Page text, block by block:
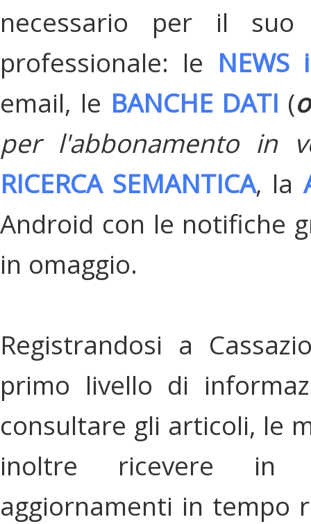
necessario per il suo
professionale: le
email, le BANCHE DATI (
per l'abbonamento in
RICERCA SEMANTICA, la
Android con le notifiche
in omaggio.
Registrandosi a
primo livello di
consultare gli articoli, le
inoltre ricevere in
aggiornamenti in tempo